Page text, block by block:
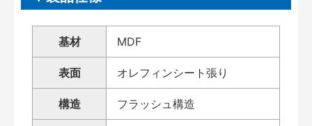
基材 MDF
表面 オレフィンシート張り
構造 フラッシュ構造